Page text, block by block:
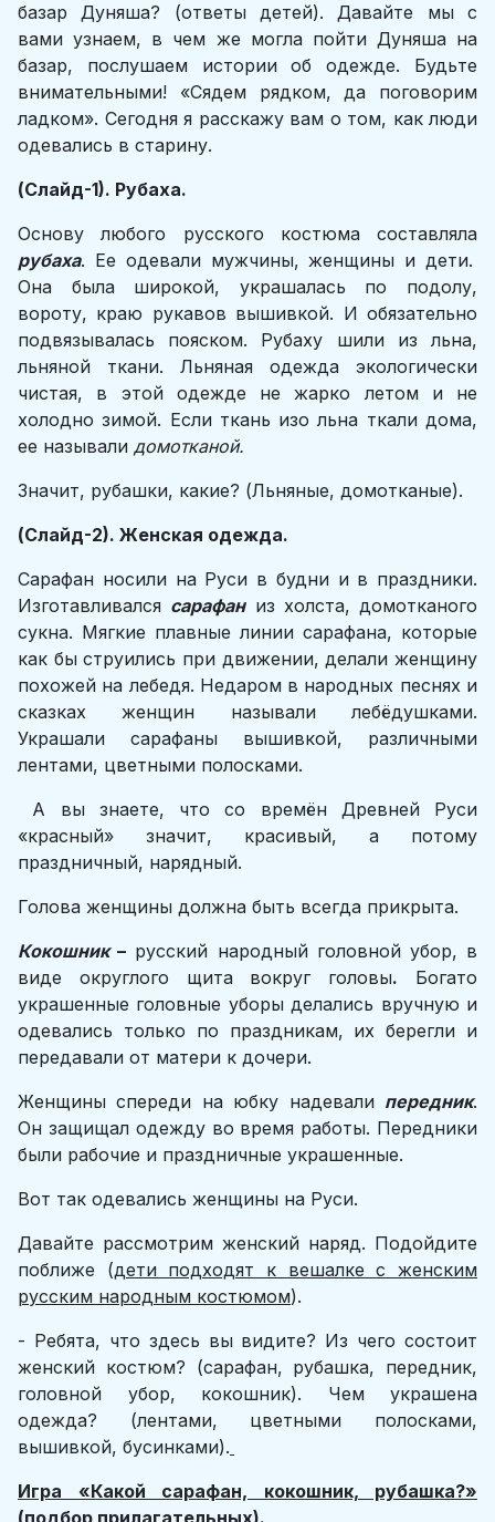
базар Дуняша? (ответы детей). Давайте мы с
вами узнаем, в чем же могла пойти Дуняша на
базар, послушаем истории об одежде. Будьте
внимательными! «Сядем рядком, да поговорим
ладком». Сегодня я расскажу вам о том, как люди
одевались в старину.
(Слайд-1). Рубаха.
Основу любого русского костюма составляла
рубаха. Ее одевали мужчины, женщины и дети.
Она была широкой, украшалась по подолу,
вороту, краю рукавов вышивкой. И обязательно
подвязывалась пояском. Рубаху шили из льна,
льняной ткани. Льняная одежда экологически
чистая, в этой одежде не жарко летом и не
холодно зимой. Если ткань изо льна ткали дома,
ее называли домотканой.
Значит, рубашки, какие? (Льняные, домотканые).
(Слайд-2). Женская одежда.
Сарафан носили на Руси в будни и в праздники.
Изготавливался сарафаниз холста, домотканого
сукна. Мягкие плавные линии сарафана, которые
как бы струились при движении, делали женщину
похожей на лебедя. Недаром в народных песнях и
сказках женщин называли лебёдушками.
Украшали сарафаны вышивкой, различными
лентами, цветными полосками.
А вы знаете, что со времён Древней Руси
«красный» значит, красивый, а потому
праздничный, нарядный.
Голова женщины должна быть всегда прикрыта.
Кокошник– русский народный головной убор, в
виде округлого щита вокруг головы. Богато
украшенные головные уборы делались вручную и
одевались только по праздникам, их берегли и
передавали от матери к дочери.
Женщины спереди на юбку надевали передник.
Он защищал одежду во время работы. Передники
были рабочие и праздничные украшенные.
Вот так одевались женщины на Руси.
Давайте рассмотрим женский наряд. Подойдите
поближе (дети подходят к вешалке с женским
русским народным костюмом).
- Ребята, что здесь вы видите? Из чего состоит
женский костюм? (сарафан, рубашка, передник,
головной убор, кокошник). Чем украшена
одежда? (лентами, цветными полосками,
вышивкой, бусинками).
Игра «Какой сарафан, кокошник, рубашка?»
(подбор прилагательных).